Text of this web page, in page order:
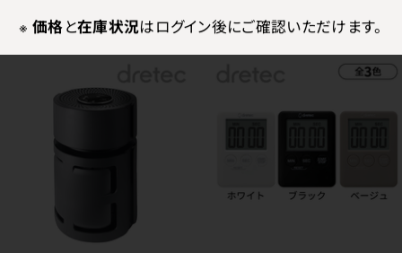
※ 価格と在庫状況はログイン後にご確認いただけます。